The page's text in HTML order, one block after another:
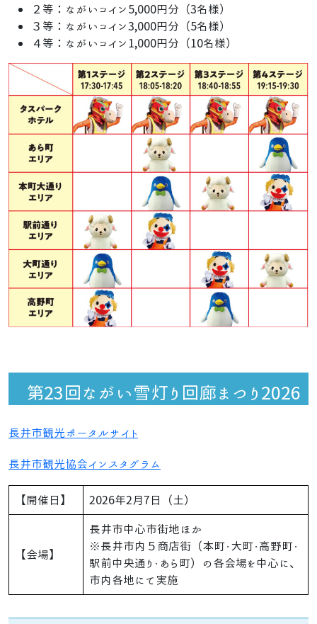
２等：ながいコイン5,000円分（3名様）
３等：ながいコイン3,000円分（5名様）
４等：ながいコイン1,000円分（10名様）
第23回ながい雪灯り回廊まつり2026
長井市観光ポータルサイト
長井市観光協会インスタグラム
【開催日】 2026年2月7日（土）
【会場】
長井市中心市街地ほか
※長井市内５商店街（本町・大町・高野町・
駅前中央通り・あら町）の各会場を中心に、
市内各地にて実施